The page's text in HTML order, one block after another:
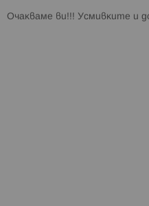
Oчaĸвaмe ви!!! Уcмивĸитe и